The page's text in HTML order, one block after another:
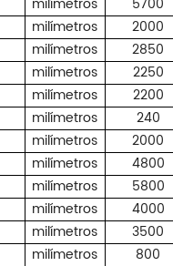
milímetros
5700
milímetros
2000
milímetros
2850
milímetros
2250
milímetros
2200
milímetros
240
milímetros
2000
milímetros 4800
milímetros
5800
milímetros
4000
milímetros
3500
milímetros 800